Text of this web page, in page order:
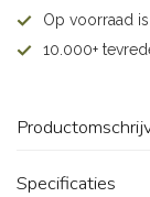
Op voorraad
10.000+
Specificaties